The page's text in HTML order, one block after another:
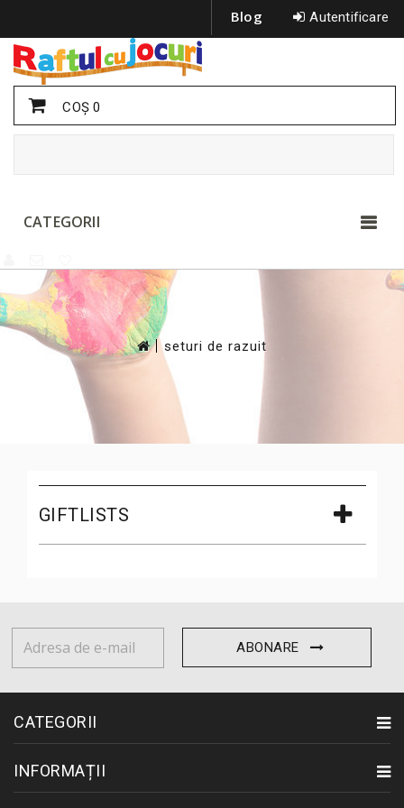
Autentificare
Blog
COŞ0
CATEGORII
>
seturi de razuit
GIFTLISTS
ABONARE
CATEGORII
INFORMAȚII